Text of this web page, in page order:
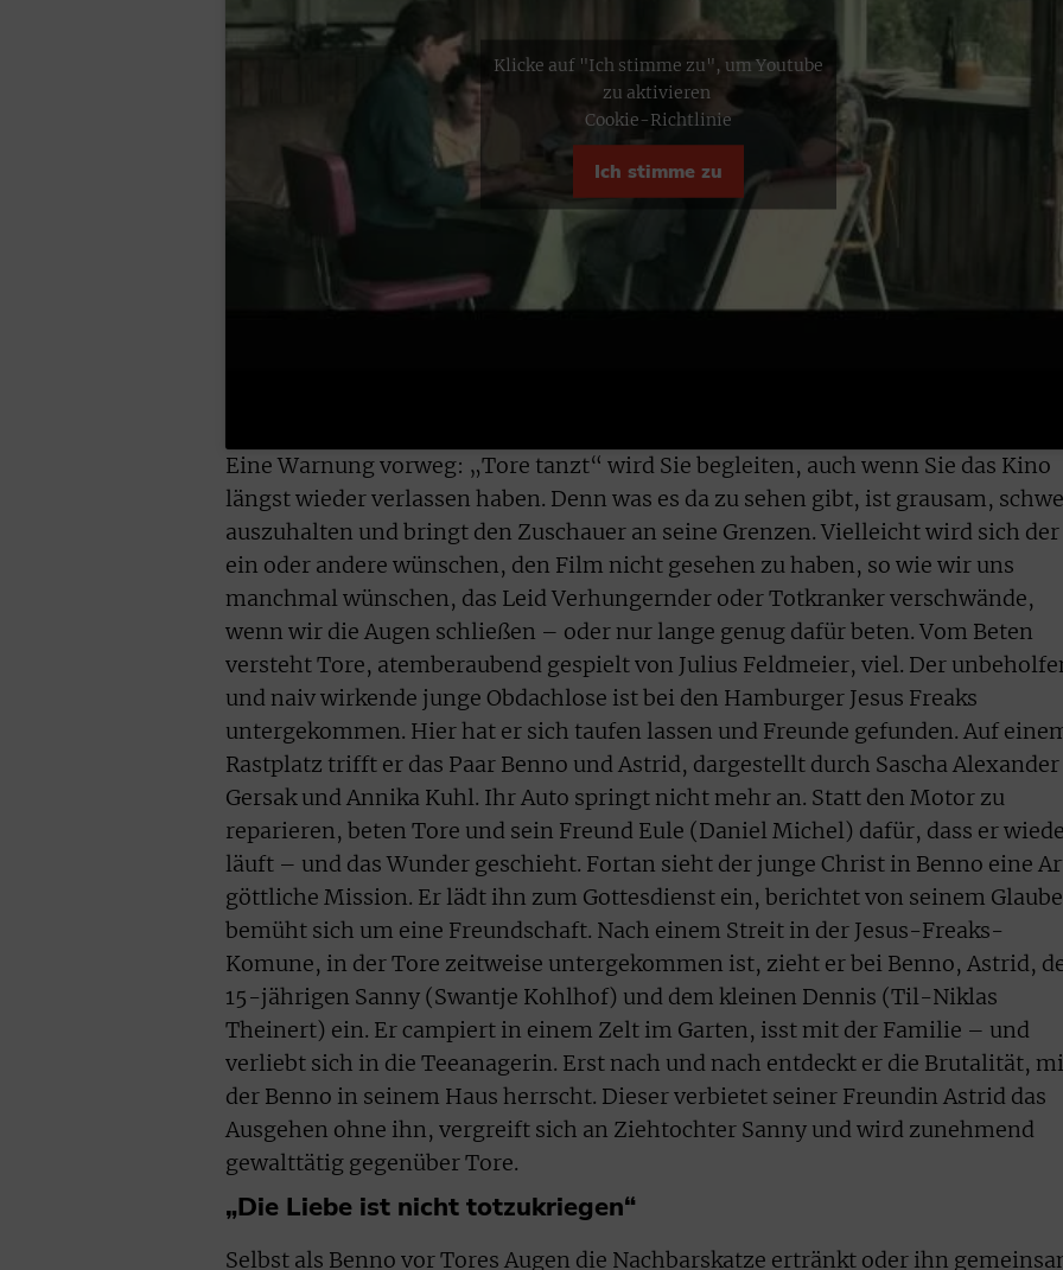
Klicke auf "Ich stimme zu", um Youtube
zu aktivieren
Cookie-Richtlinie
Ich stimme zu
Eine Warnung vorweg: „Tore tanzt“ wird Sie begleiten, auch wenn Sie das Kino
längst wieder verlassen haben. Denn was es da zu sehen gibt, ist grausam,
auszuhalten und bringt den Zuschauer an seine Grenzen. Vielleicht wird sich der
ein oder andere wünschen, den Film nicht gesehen zu haben, so wie wir uns
manchmal wünschen, das Leid Verhungernder oder Totkranker verschwände,
wenn wir die Augen schließen – oder nur lange genug dafür beten. Vom Beten
versteht Tore, atemberaubend gespielt von Julius Feldmeier, viel. Der
und naiv wirkende junge Obdachlose ist bei den Hamburger Jesus Freaks
untergekommen. Hier hat er sich taufen lassen und Freunde gefunden. Auf
Rastplatz trifft er das Paar Benno und Astrid, dargestellt durch Sascha Alexander
Gersak und Annika Kuhl. Ihr Auto springt nicht mehr an. Statt den Motor zu
reparieren, beten Tore und sein Freund Eule (Daniel Michel) dafür, dass er
läuft – und das Wunder geschieht. Fortan sieht der junge Christ in Benno eine
göttliche Mission. Er lädt ihn zum Gottesdienst ein, berichtet von seinem
bemüht sich um eine Freundschaft. Nach einem Streit in der Jesus-Freaks-
Komune, in der Tore zeitweise untergekommen ist, zieht er bei Benno, Astrid,
15-jährigen Sanny (Swantje Kohlhof) und dem kleinen Dennis (Til-Niklas
Theinert) ein. Er campiert in einem Zelt im Garten, isst mit der Familie – und
verliebt sich in die Teeanagerin. Erst nach und nach entdeckt er die Brutalität,
der Benno in seinem Haus herrscht. Dieser verbietet seiner Freundin Astrid das
Ausgehen ohne ihn, vergreift sich an Ziehtochter Sanny und wird zunehmend
gewalttätig gegenüber Tore.
„Die Liebe ist nicht totzukriegen“
Selbst als Benno vor Tores Augen die Nachbarskatze ertränkt oder ihn